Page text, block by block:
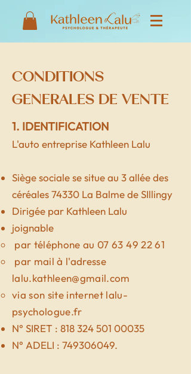
CONDITIONS
GENERALES DE VENTE
1. IDENTIFICATION
L'auto entreprise Kathleen Lalu
Siège sociale se situeau 3 allée des
céréales 74330 La Balme de SIllingy
Dirigée par Kathleen Lalu
joignable
par téléphone au07 63 49 22 61
par mail à l'adresse ​
lalu.kathleen@gmail.com
via son site internet lalu-
psychologue.fr
N° SIRET : 818 324 501 00035
N° ADELI : 749306049.